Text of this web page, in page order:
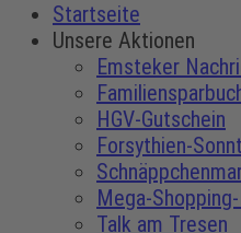
Startseite
Unsere Aktionen
Emsteker
HGV-Gutschein
Forsythien-
Mega-
Talk am Tresen